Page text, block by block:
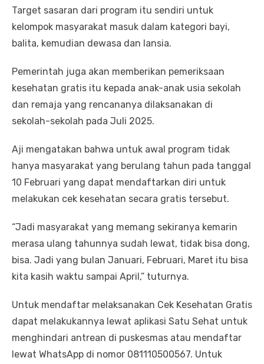
Target sasaran dari program itu sendiri untuk
kelompok masyarakat masuk dalam kategori bayi,
balita, kemudian dewasa dan lansia.
Pemerintah juga akan memberikan pemeriksaan
kesehatan gratis itu kepada anak-anak usia sekolah
dan remaja yang rencananya dilaksanakan di
sekolah-sekolah pada Juli 2025.
Aji mengatakan bahwa untuk awal program tidak
hanya masyarakat yang berulang tahun pada tanggal
10 Februari yang dapat mendaftarkan diri untuk
melakukan cek kesehatan secara gratis tersebut.
“Jadi masyarakat yang memang sekiranya kemarin
merasa ulang tahunnya sudah lewat, tidak bisa dong,
bisa. Jadi yang bulan Januari, Februari, Maret itu bisa
kita kasih waktu sampai April,” tuturnya.
Untuk mendaftar melaksanakan Cek Kesehatan Gratis
dapat melakukannya lewat aplikasi Satu Sehat untuk
menghindari antrean di puskesmas atau mendaftar
lewat WhatsApp di nomor 081110500567. Untuk